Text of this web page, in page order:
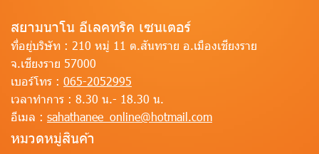
สยามนาโน อีเลคทริค เซนเตอร์
ที่อยู่บริษัท : 210 หมู่ 11 ต.สันทราย อ.เมืองเชียงราย
จ.เชียงราย 57000
เบอร์โทร : 065-2052995
เวลาทำการ : 8.30 น.- 18.30 น.
อีเมล : sahathanee_online@hotmail.com
หมวดหมู่สินค้า